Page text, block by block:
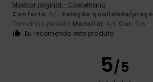
Mostrar original - Castelhano
Conforto: 5 /5 Relação qualidade/preço
Tamanho perfeito Material: 4 /5 Cor: 5/5
Eu recomendo este produto
5/5